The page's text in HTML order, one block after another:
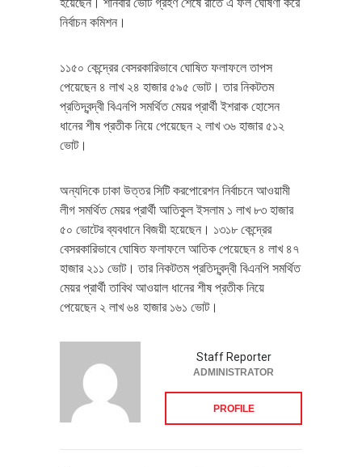
হয়েছেন। শনিবার ভোট গ্রহণ শেষে রাতে এ ফল ঘোষণা করে
নির্বাচন কমিশন।
১১৫০ কেন্দ্রের বেসরকারিভাবে ঘোষিত ফলাফলে তাপস
পেয়েছেন ৪ লাখ ২৪ হাজার ৫৯৫ ভোট। তার নিকটতম
প্রতিদ্বন্দ্বী বিএনপি সমর্থিত মেয়র প্রার্থী ইশরাক হোসেন
ধানের শীষ প্রতীক নিয়ে পেয়েছেন ২ লাখ ৩৬ হাজার ৫১২
ভোট।
অন্যদিকে ঢাকা উত্তর সিটি করপোরেশন নির্বাচনে আওয়ামী
লীগ সমর্থিত মেয়র প্রার্থী আতিকুল ইসলাম ১ লাখ ৮৩ হাজার
৫০ ভোটের ব্যবধানে বিজয়ী হয়েছেন। ১৩১৮ কেন্দ্রের
বেসরকারিভাবে ঘোষিত ফলাফলে আতিক পেয়েছেন ৪ লাখ ৪৭
হাজার ২১১ ভোট। তার নিকটতম প্রতিদ্বন্দ্বী বিএনপি সমর্থিত
মেয়র প্রার্থী তাবিথ আওয়াল ধানের শীষ প্রতীক নিয়ে
পেয়েছেন ২ লাখ ৬৪ হাজার ১৬১ ভোট।
Staff Reporter
ADMINISTRATOR
PROFILE